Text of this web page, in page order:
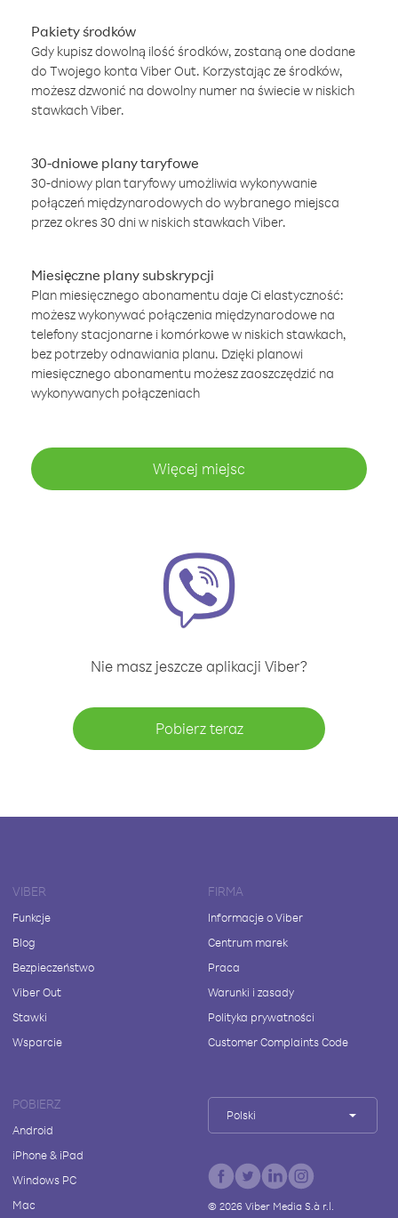
Pakiety środków
Gdy kupisz dowolną ilość środków, zostaną one dodane
do Twojego konta Viber Out. Korzystając ze środków,
możesz dzwonić na dowolny numer na świecie w niskich
stawkach Viber.
30-dniowe plany taryfowe
30-dniowy plan taryfowy umożliwia wykonywanie
połączeń międzynarodowych do wybranego miejsca
przez okres 30 dni w niskich stawkach Viber.
Miesięczne plany subskrypcji
Plan miesięcznego abonamentu daje Ci elastyczność:
możesz wykonywać połączenia międzynarodowe na
telefony stacjonarne i komórkowe w niskich stawkach,
bez potrzeby odnawiania planu. Dzięki planowi
miesięcznego abonamentu możesz zaoszczędzić na
wykonywanych połączeniach
Więcej miejsc
Nie masz jeszcze aplikacji Viber?
Pobierz teraz
VIBER
Funkcje
Blog
Bezpieczeństwo
Viber Out
Stawki
Wsparcie
FIRMA
Informacje o Viber
Centrum marek
Praca
Warunki i zasady
Polityka prywatności
Customer Complaints Code
POBIERZ
Android
iPhone & iPad
Windows PC
Mac
Polski
© 2026Viber Media S.à r.l.